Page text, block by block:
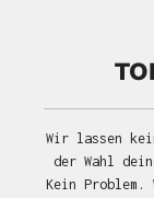
Wir lassen
der Wahl
Kein